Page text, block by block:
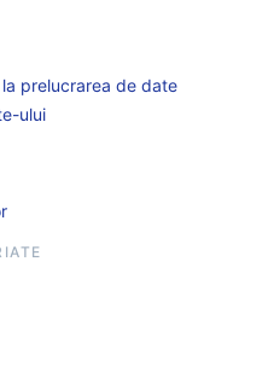
prelucrarea de date
ului